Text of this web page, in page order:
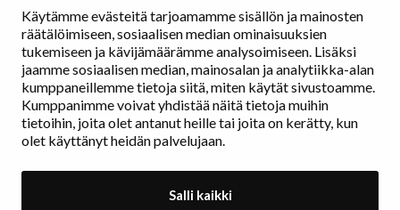
Käytämme evästeitä tarjoamamme sisällön ja mainosten
räätälöimiseen, sosiaalisen median ominaisuuksien
tukemiseen ja kävijämäärämme analysoimiseen. Lisäksi
jaamme sosiaalisen median, mainosalan ja analytiikka-alan
kumppaneillemme tietoja siitä, miten käytät sivustoamme.
Kumppanimme voivat yhdistää näitä tietoja muihin
tietoihin, joita olet antanut heille tai joita on kerätty, kun
olet käyttänyt heidän palvelujaan.
Salli kaikki
00130 Helsinki
www.painters.fi
Näyttelytoiminta
tm•gallerian esittely
Muu näyttelytoiminta